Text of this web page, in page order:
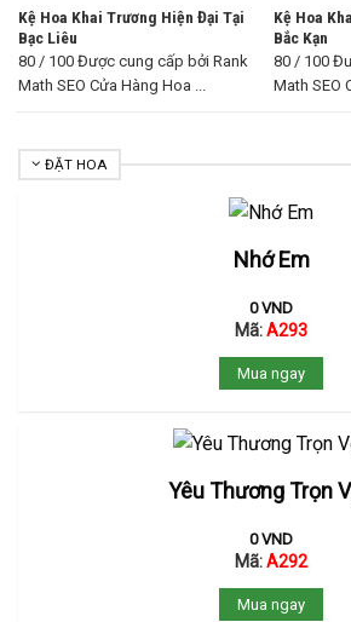
Kệ Hoa Khai Trương Hiện Đại Tại
Bạc Liêu
80 / 100 Được cung cấp bởi Rank
Math SEO Cửa Hàng Hoa ...
Kệ Hoa
Bắc Kạn
80 / 100
Math SEO
ĐẶT HOA
Nhớ Em
0VND
Mã:A293
Mua ngay
Yêu Thương Trọn
0VND
Mã:A292
Mua ngay